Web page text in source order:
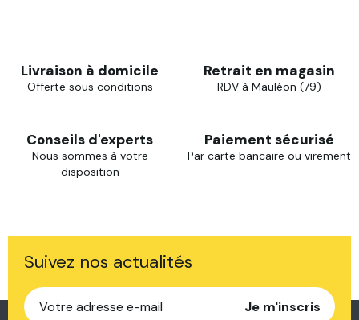
Livraison à domicile
Offerte sous conditions
Retrait en magasin
RDV à Mauléon (79)
Conseils d'experts
Nous sommes à votre
disposition
Paiement sécurisé
Par carte bancaire ou virement
Suivez nos actualités
Je m'inscris